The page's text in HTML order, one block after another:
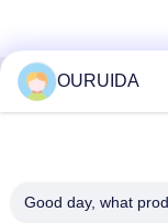
Hızlı İletişim
528225, No 7,
OURUIDA
Good day, what